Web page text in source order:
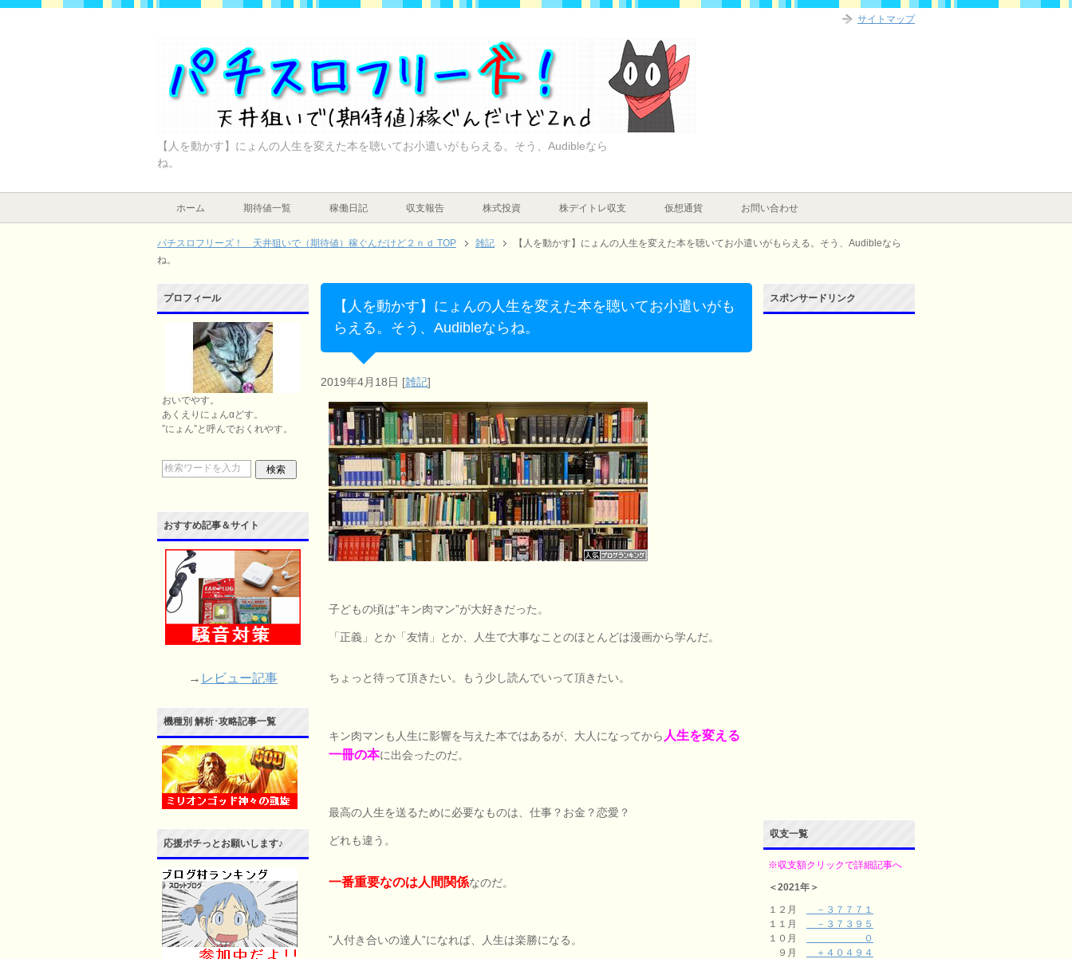
【人を動かす】にょんの人生を変えた本を聴いてお小遣いがもらえる。そう、Audibleなら
ね。
ホーム 期待値一覧 稼働日記 収支報告 株式投資 株デイトレ収支 仮想通貨 お問い合わせ
パチスロフリーズ！ 天井狙いで（期待値）稼ぐんだけど２ｎｄ TOP 雑記
【人を動かす】にょんの人生を変えた本を聴いてお小遣いがもらえる。そう、Audibleなら
ね。
【人を動かす】にょんの人生を変えた本を聴いてお小遣いがも
らえる。そう、Audibleならね。
2019年4月18日 [雑記]
子どもの頃は”キン肉マン”が大好きだった。
「正義」とか「友情」とか、人生で大事なことのほとんどは漫画から学んだ。
ちょっと待って頂きたい。もう少し読んでいって頂きたい。
キン肉マンも人生に影響を与えた本ではあるが、大人になってから 人生を変える
一冊の本に出会ったのだ。
最高の人生を送るために必要なものは、仕事？お金？恋愛？
どれも違う。
一番重要なのは人間関係なのだ。
”人付き合いの達人”になれば、人生は楽勝になる。
プロフィール
おいでやす。
あくえりにょんαどす。
”にょん”と呼んでおくれやす。
おすすめ記事＆サイト
→ レビュー記事
機種別 解析･攻略記事一覧
応援ポチっとお願いします♪
スポンサードリンク
収支一覧
※収支額クリックで詳細記事へ
＜2021年＞
１２月
－３７７７１
１１月
－３７３９５
１０月
０
９月
＋４０４９４
サイトマップ